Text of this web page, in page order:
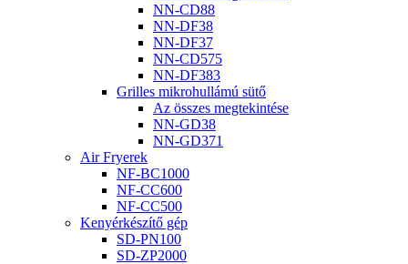
NN-CD88
NN-DF38
NN-DF37
NN-CD575
NN-DF383
Grilles mikrohullámú sütő
Az összes megtekintése
NN-GD38
NN-GD371
Air Fryerek
NF-BC1000
NF-CC600
NF-CC500
Kenyérkészítő gép
SD-PN100
SD-ZP2000